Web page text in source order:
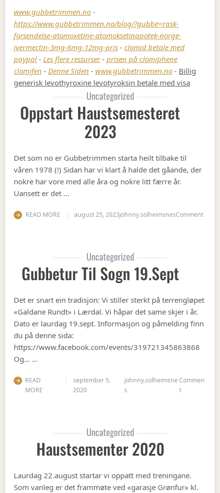
www.gubbetrimmen.no -
https://www.gubbetrimmen.no/blog/?gubbe=rask-
forsendelse-atomoxetine-atomoksetinapotek-norge-
ivermectin-3mg-6mg-12mg-pris -clomid betale med
paypal -Les flere ressurser-prisen på clomiphene
clomifen -Denne Siden -www.gubbetrimmen.no - Billig
generisk levothyroxine levotyroksin betale med visa
Uncategorized
Oppstart Haustsemesteret
2023
Det som no er Gubbetrimmen starta heilt tilbake til
våren 1978 (!) Sidan har vi klart å halde det gåande, der
nokre har vore med alle åra og nokre litt færre år.
Uansett er det …
READ MORE august 25, 2023johnny.solheimsnesCommenton
Uncategorized
Gubbetur Til Sogn 19.sept
Det er snart ein tradisjon: Vi stiller sterkt på terrengløpet
«Galdane Rundt» i Lærdal. Vi håpar det same skjer i år.
Dato er laurdag 19.sept. Informasjon og påmelding finn
du på denne sida:
https://www.facebook.com/events/319721345863868
Og… …
READ
MORE
september 5,
2020
johnny.solheimsne
s
Commen
ton Gubbetur
Uncategorized
Haustsementer 2020
Laurdag 22.august startar vi oppatt med treningane.
Som vanleg er det frammøte ved «garasje Grønfur» kl.